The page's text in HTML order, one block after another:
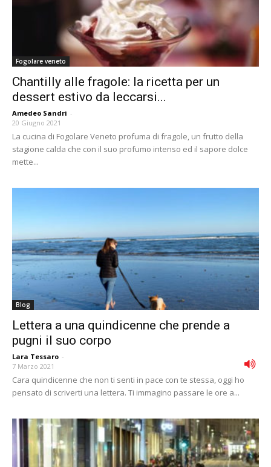
Fogolare veneto
Chantilly alle fragole: la ricetta per un
dessert estivo da leccarsi...
Amedeo Sandri -
20 Giugno 2021
La cucina di Fogolare Veneto profuma di fragole, un frutto della
stagione calda che con il suo profumo intenso ed il sapore dolce
mette...
Blog
Lettera a una quindicenne che prende a
pugni il suo corpo
Lara Tessaro -
7 Marzo 2021
Cara quindicenne che non ti senti in pace con te stessa, oggi ho
pensato di scriverti una lettera. Ti immagino passare le ore a...